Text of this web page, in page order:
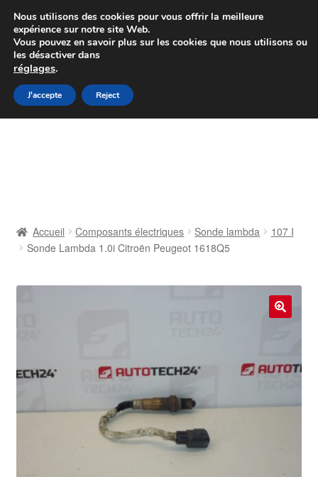
Colissimo livraison à partir de 7 EUR
Du lundi au vendredi de 9 h à 16 h
Aller
à
Aller
au
Contact
Livraison
Accueil Composants électriques Sonde lambda
107 I
Sonde Lambda 1.0i Citroën Peugeot 1618Q5
Nous utilisons des cookies pour vous offrir la meilleure
expérience sur notre site Web.
Vous pouvez en savoir plus sur les cookies que nous utilisons ou
les désactiver dans
réglages.
J'accepte Reject